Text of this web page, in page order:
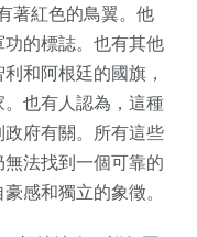
著紅色的鳥翼。他
的標誌。也有其他
和阿根廷的國旗，
也有人認為，這種
府有關。所有這些
法找到一個可靠的
感和獨立的象徵。